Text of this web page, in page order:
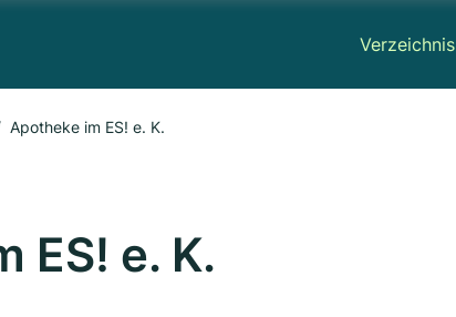
Verzeichnis
Apotheke im ES! e. K.
ES! e. K.